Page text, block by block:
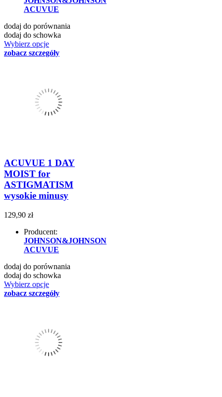
ACUVUE
dodaj do porównania
dodaj do schowka
Wybierz opcje
zobacz szczegóły
ACUVUE 1 DAY
MOIST for
ASTIGMATISM
wysokie minusy
129,90 zł
Producent:
JOHNSON&JOHNSON
ACUVUE
dodaj do porównania
dodaj do schowka
Wybierz opcje
zobacz szczegóły